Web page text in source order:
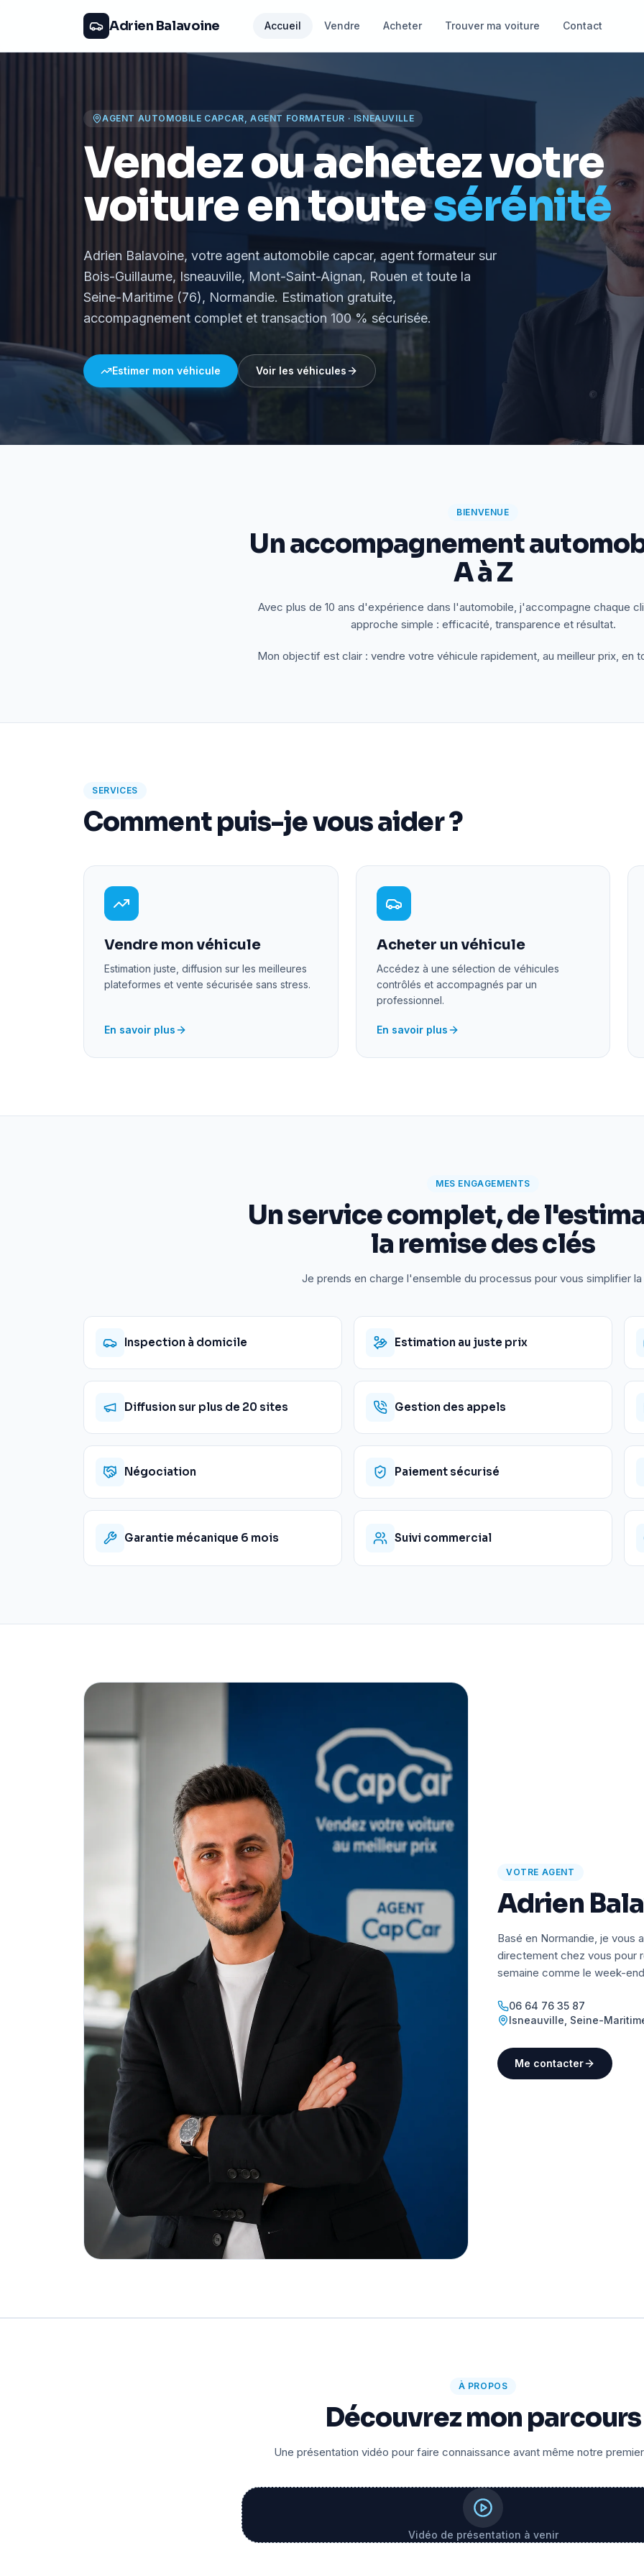
Adrien Balavoine Accueil Vendre Acheter Trouver ma voiture Contact
AGENT AUTOMOBILE CAPCAR, AGENT FORMATEUR · ISNEAUVILLE
Vendez ou achetez votre
voiture en toutesérénité
Adrien Balavoine, votre agent automobile capcar, agent formateur sur
Bois-Guillaume, Isneauville, Mont-Saint-Aignan, Rouen et toute la
Seine-Maritime (76), Normandie. Estimation gratuite,
accompagnement complet et transaction 100 % sécurisée.
Estimer mon véhicule Voir les véhicules
BIENVENUE
Un accompagnement
A à Z
Avec plus de 10 ans d'expérience dans l'automobile, j'accompagne chaque
approche simple : efficacité, transparence et résultat.
Mon objectif est clair : vendre votre véhicule rapidement, au meilleur prix, en
SERVICES
Comment puis-je vous aider ?
Vendre mon véhicule
Estimation juste, diffusion sur les meilleures
plateformes et vente sécurisée sans stress.
En savoir plus
Acheter un véhicule
Accédez à une sélection de véhicules
contrôlés et accompagnés par un
professionnel.
En savoir plus
MES ENGAGEMENTS
Un service complet, de
la remise des clés
Je prends en charge l'ensemble du processus pour vous simplifier la
Inspection à domicile Estimation au juste prix
Diffusion sur plus de 20 sites Gestion des appels
Négociation Paiement sécurisé
Garantie mécanique 6 mois Suivi commercial
VOTRE AGENT
Adrien
Basé en Normandie, je vous
directement chez vous pour
semaine comme le week-
06 64 76 35 87
Isneauville Seine-
Me contacter
À PROPOS
Découvrez mon parcours
Une présentation vidéo pour faire connaissance avant même notre
Vidéo de présentation à venir